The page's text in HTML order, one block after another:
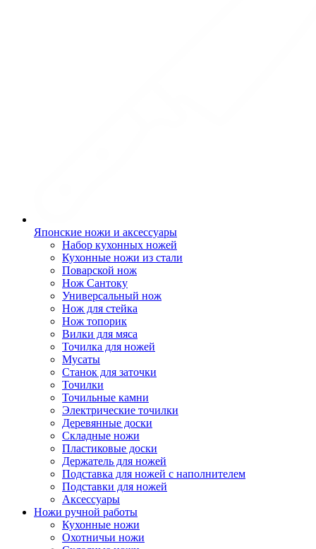
Японские ножи и аксессуары
Набор кухонных ножей
Кухонные ножи из стали
Поварской нож
Нож Сантоку
Универсальный нож
Нож для стейка
Нож топорик
Вилки для мяса
Точилка для ножей
Мусаты
Станок для заточки
Точилки
Точильные камни
Электрические точилки
Деревянные доски
Складные ножи
Пластиковые доски
Держатель для ножей
Подставка для ножей с наполнителем
Подставки для ножей
Аксессуары
Ножи ручной работы
Кухонные ножи
Охотничьи ножи